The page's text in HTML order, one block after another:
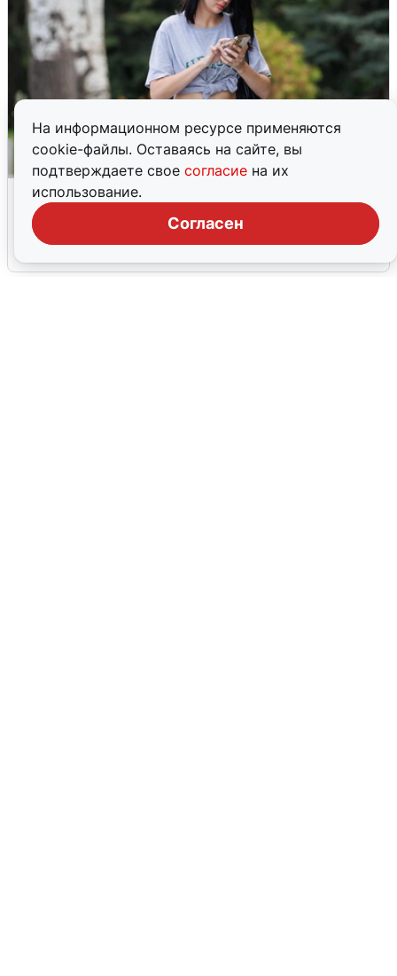
На информационном ресурсе применяются
cookie-файлы. Оставаясь на сайте, вы
подтверждаете свое согласие на их
использование.
Согласен
Волгоградцы остались без
мобильного интернета
6 августа 0